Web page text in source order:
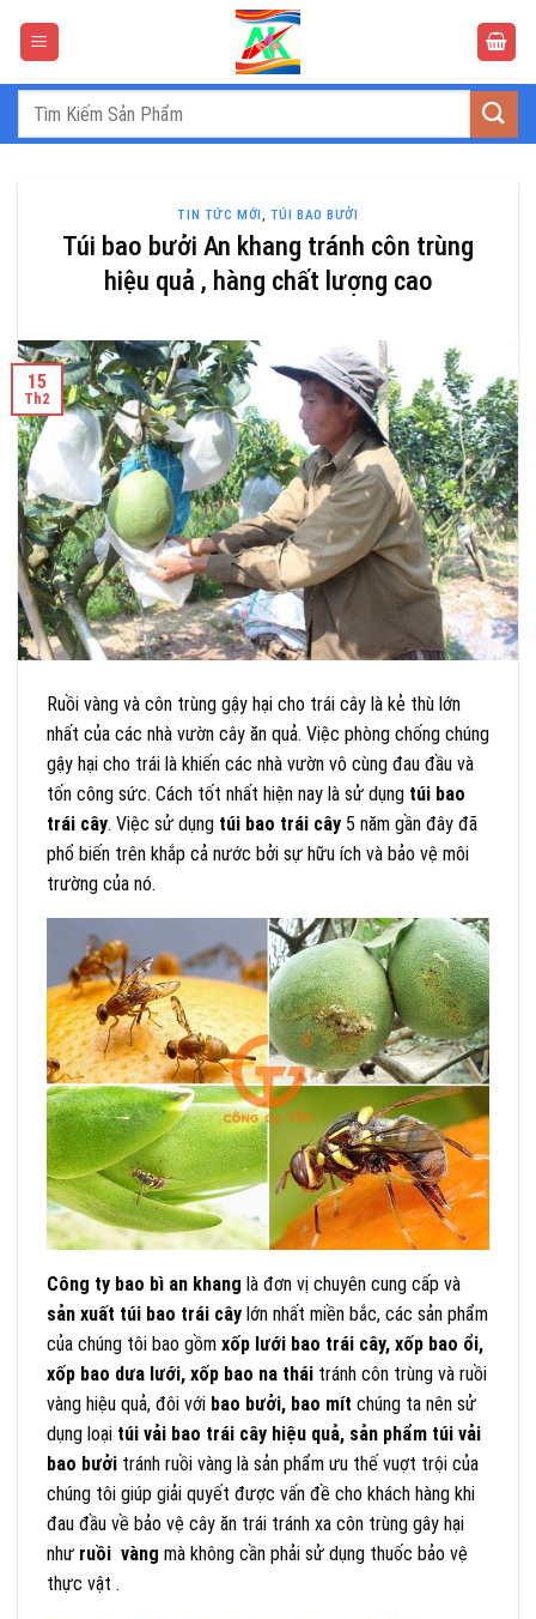
Tìm
TIN TỨC MỚI , TÚI BAO BƯỞI
Túi bao bưởi An khang tránh côn trùng
hiệu quả , hàng chất lượng cao
15
Th2
Ruồi vàng và côn trùng gậy hại cho trái cây là kẻ thù lớn
nhất của các nhà vườn cây ăn quả. Việc phòng chống chúng
gậy hại cho trái là khiến các nhà vườn vô cùng đau đầu và
tốn công sức. Cách tốt nhất hiện nay là sử dụng túi bao
trái cây. Việc sử dụng túi bao trái cây 5 năm gần đây đã
phổ biến trên khắp cả nước bởi sự hữu ích và bảo vệ môi
trường của nó.
Công ty bao bì an khang là đơn vị chuyên cung cấp và
sản xuất túi bao trái cây lớn nhất miền bắc, các sản phẩm
của chúng tôi bao gồm xốp lưới bao trái cây, xốp bao ổi,
xốp bao dưa lưới, xốp bao na thái tránh côn trùng và ruồi
vàng hiệu quả, đôi với bao bưởi, bao mít chúng ta nên sử
dụng loại túi vải bao trái cây hiệu quả, sản phẩm túi vải
bao bưởi tránh ruồi vàng là sản phẩm ưu thế vuợt trội của
chúng tôi giúp giải quyết được vấn đề cho khách hàng khi
đau đầu về bảo vệ cây ăn trái tránh xa côn trùng gây hại
như ruồi vàng mà không cần phải sử dụng thuốc bảo vệ
thực vật .